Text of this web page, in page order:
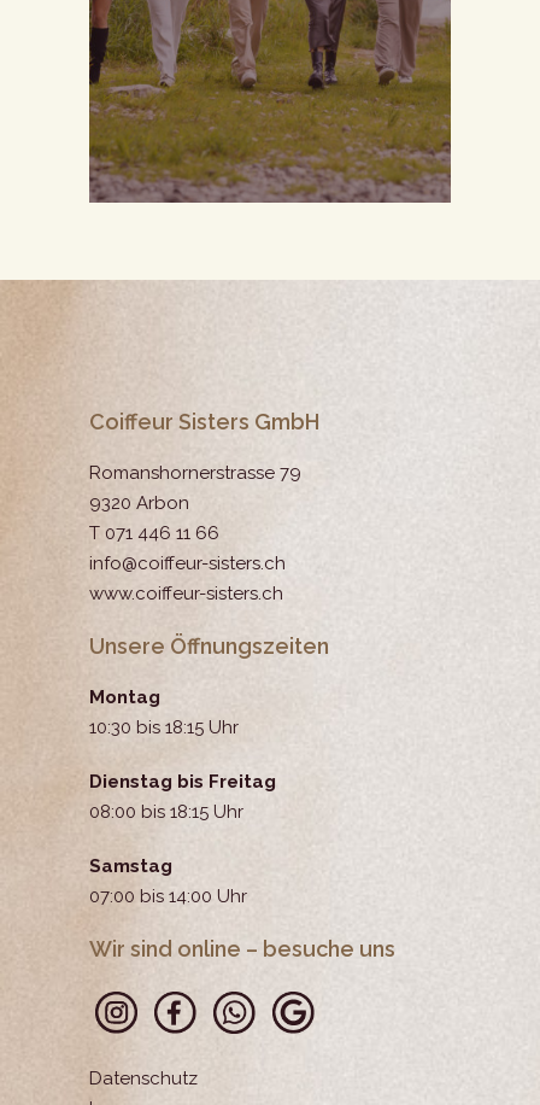
Coiffeur Sisters GmbH
Romanshornerstrasse 79
9320 Arbon
T 071 446 11 66
info@coiffeur-sisters.ch
www.coiffeur-sisters.ch
Unsere Öffnungszeiten
Montag
10:30 bis 18:15 Uhr
Dienstag bis Freitag
08:00 bis 18:15 Uhr
Samstag
07:00 bis 14:00 Uhr
Wir sind online – besuche uns
Datenschutz